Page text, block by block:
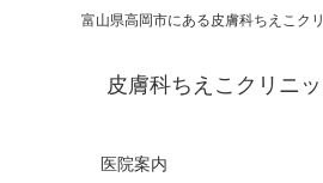
富山県高岡市にある皮膚科ちえこク
皮膚科ちえこクリニ
医院案内